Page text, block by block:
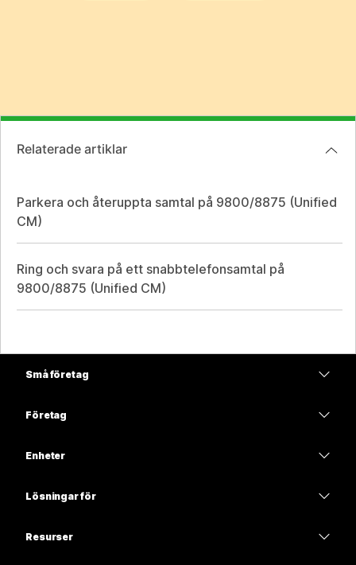
Relaterade artiklar
Parkera och återuppta samtal på 9800/8875 (Unified
CM)
Ring och svara på ett snabbtelefonsamtal på
9800/8875 (Unified CM)
Små företag
Företag
Enheter
Lösningar för
Resurser